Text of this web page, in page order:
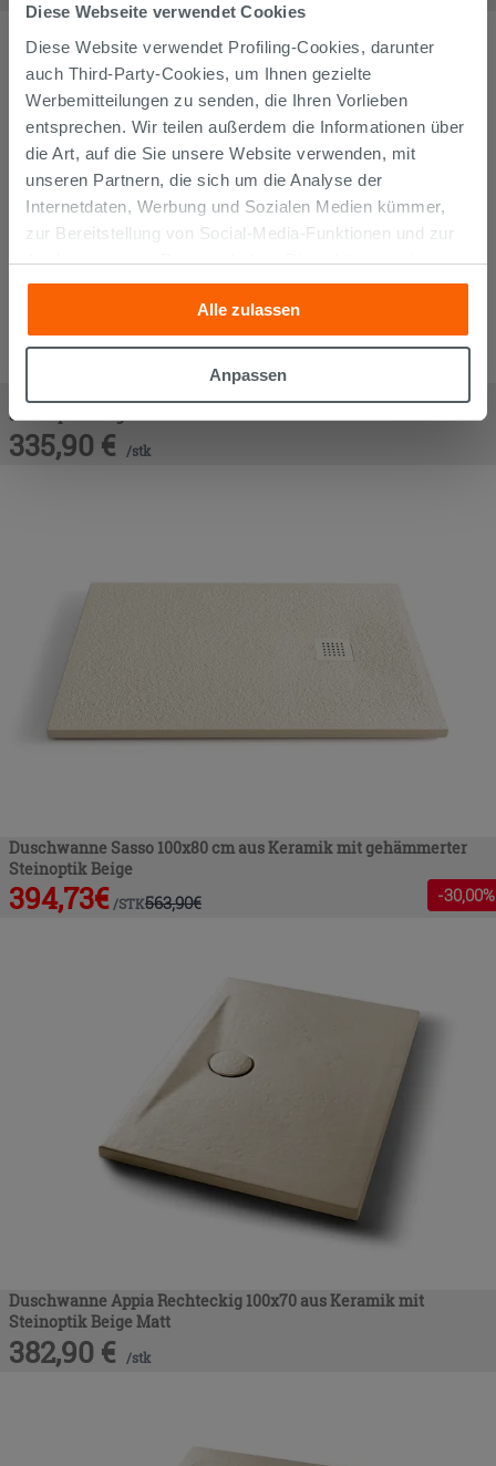
Diese Webseite verwendet Cookies
Diese Website verwendet Profiling-Cookies, darunter
auch Third-Party-Cookies, um Ihnen gezielte
Werbemitteilungen zu senden, die Ihren Vorlieben
entsprechen. Wir teilen außerdem die Informationen über
die Art, auf die Sie unsere Website verwenden, mit
unseren Partnern, die sich um die Analyse der
Internetdaten, Werbung und Sozialen Medien kümmer,
zur Bereitstellung von Social-Media-Funktionen und zur
Analyse unseres Datenverkehrs. Diese könnten sie mit
anderen Informationen, die Sie ihnen geliefert haben oder
die sie aufgrund Ihrer Verwendung ihrer Dienste
gesammelt haben, kombinieren. Falls Sie mehr wissen
möchten oder Ihre Zustimmung zu allen oder einigen
Zustimmung kann durch Klicken auf die Schaltfläche
„Cookies akzeptieren“ gegeben werden. Wenn Sie auf
Alle zulassen
Anpassen
Steinoptik Beige Matt
335,90 € /stk
Duschwanne Sasso 100x80 cm aus Keramik mit gehämmerter
Steinoptik Beige
394,73€ /STK563,90€ -30,00%
Duschwanne Appia Rechteckig 100x70 aus Keramik mit
Steinoptik Beige Matt
382,90 € /stk